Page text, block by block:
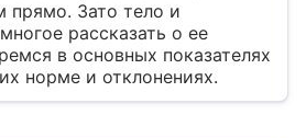
прямо. Зато тело и
рассказать о ее
в основных показателях
норме и отклонениях.